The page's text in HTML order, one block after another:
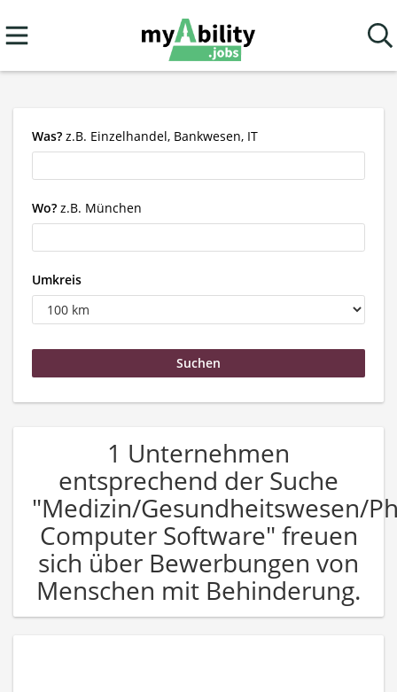
Was? z.B. Einzelhandel, Bankwesen, IT
Wo? z.B. München
Umkreis
1 Unternehmen
entsprechend der Suche
"Medizin/Gesundheitswesen/
Computer Software" freuen
sich über Bewerbungen von
Menschen mit Behinderung.